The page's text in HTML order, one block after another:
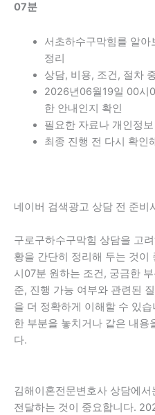
07분
서초하수구막힘를 알
정리
상담, 비용, 조건, 절차
2026년06월19일 00시
한 안내인지 확인
필요한 자료나 개인정
최종 진행 전 다시 확인
네이버 검색광고 상담 전 준비
구로구하수구막힘 상담을 고
황을 간단히 정리해 두는 것
시07분 원하는 조건, 궁금한
준, 진행 가능 여부와 관련된
을 더 정확하게 이해할 수 있
한 부분을 놓치거나 같은 내용
다.
김해이혼전문변호사 상담에
전달하는 것이 중요합니다.